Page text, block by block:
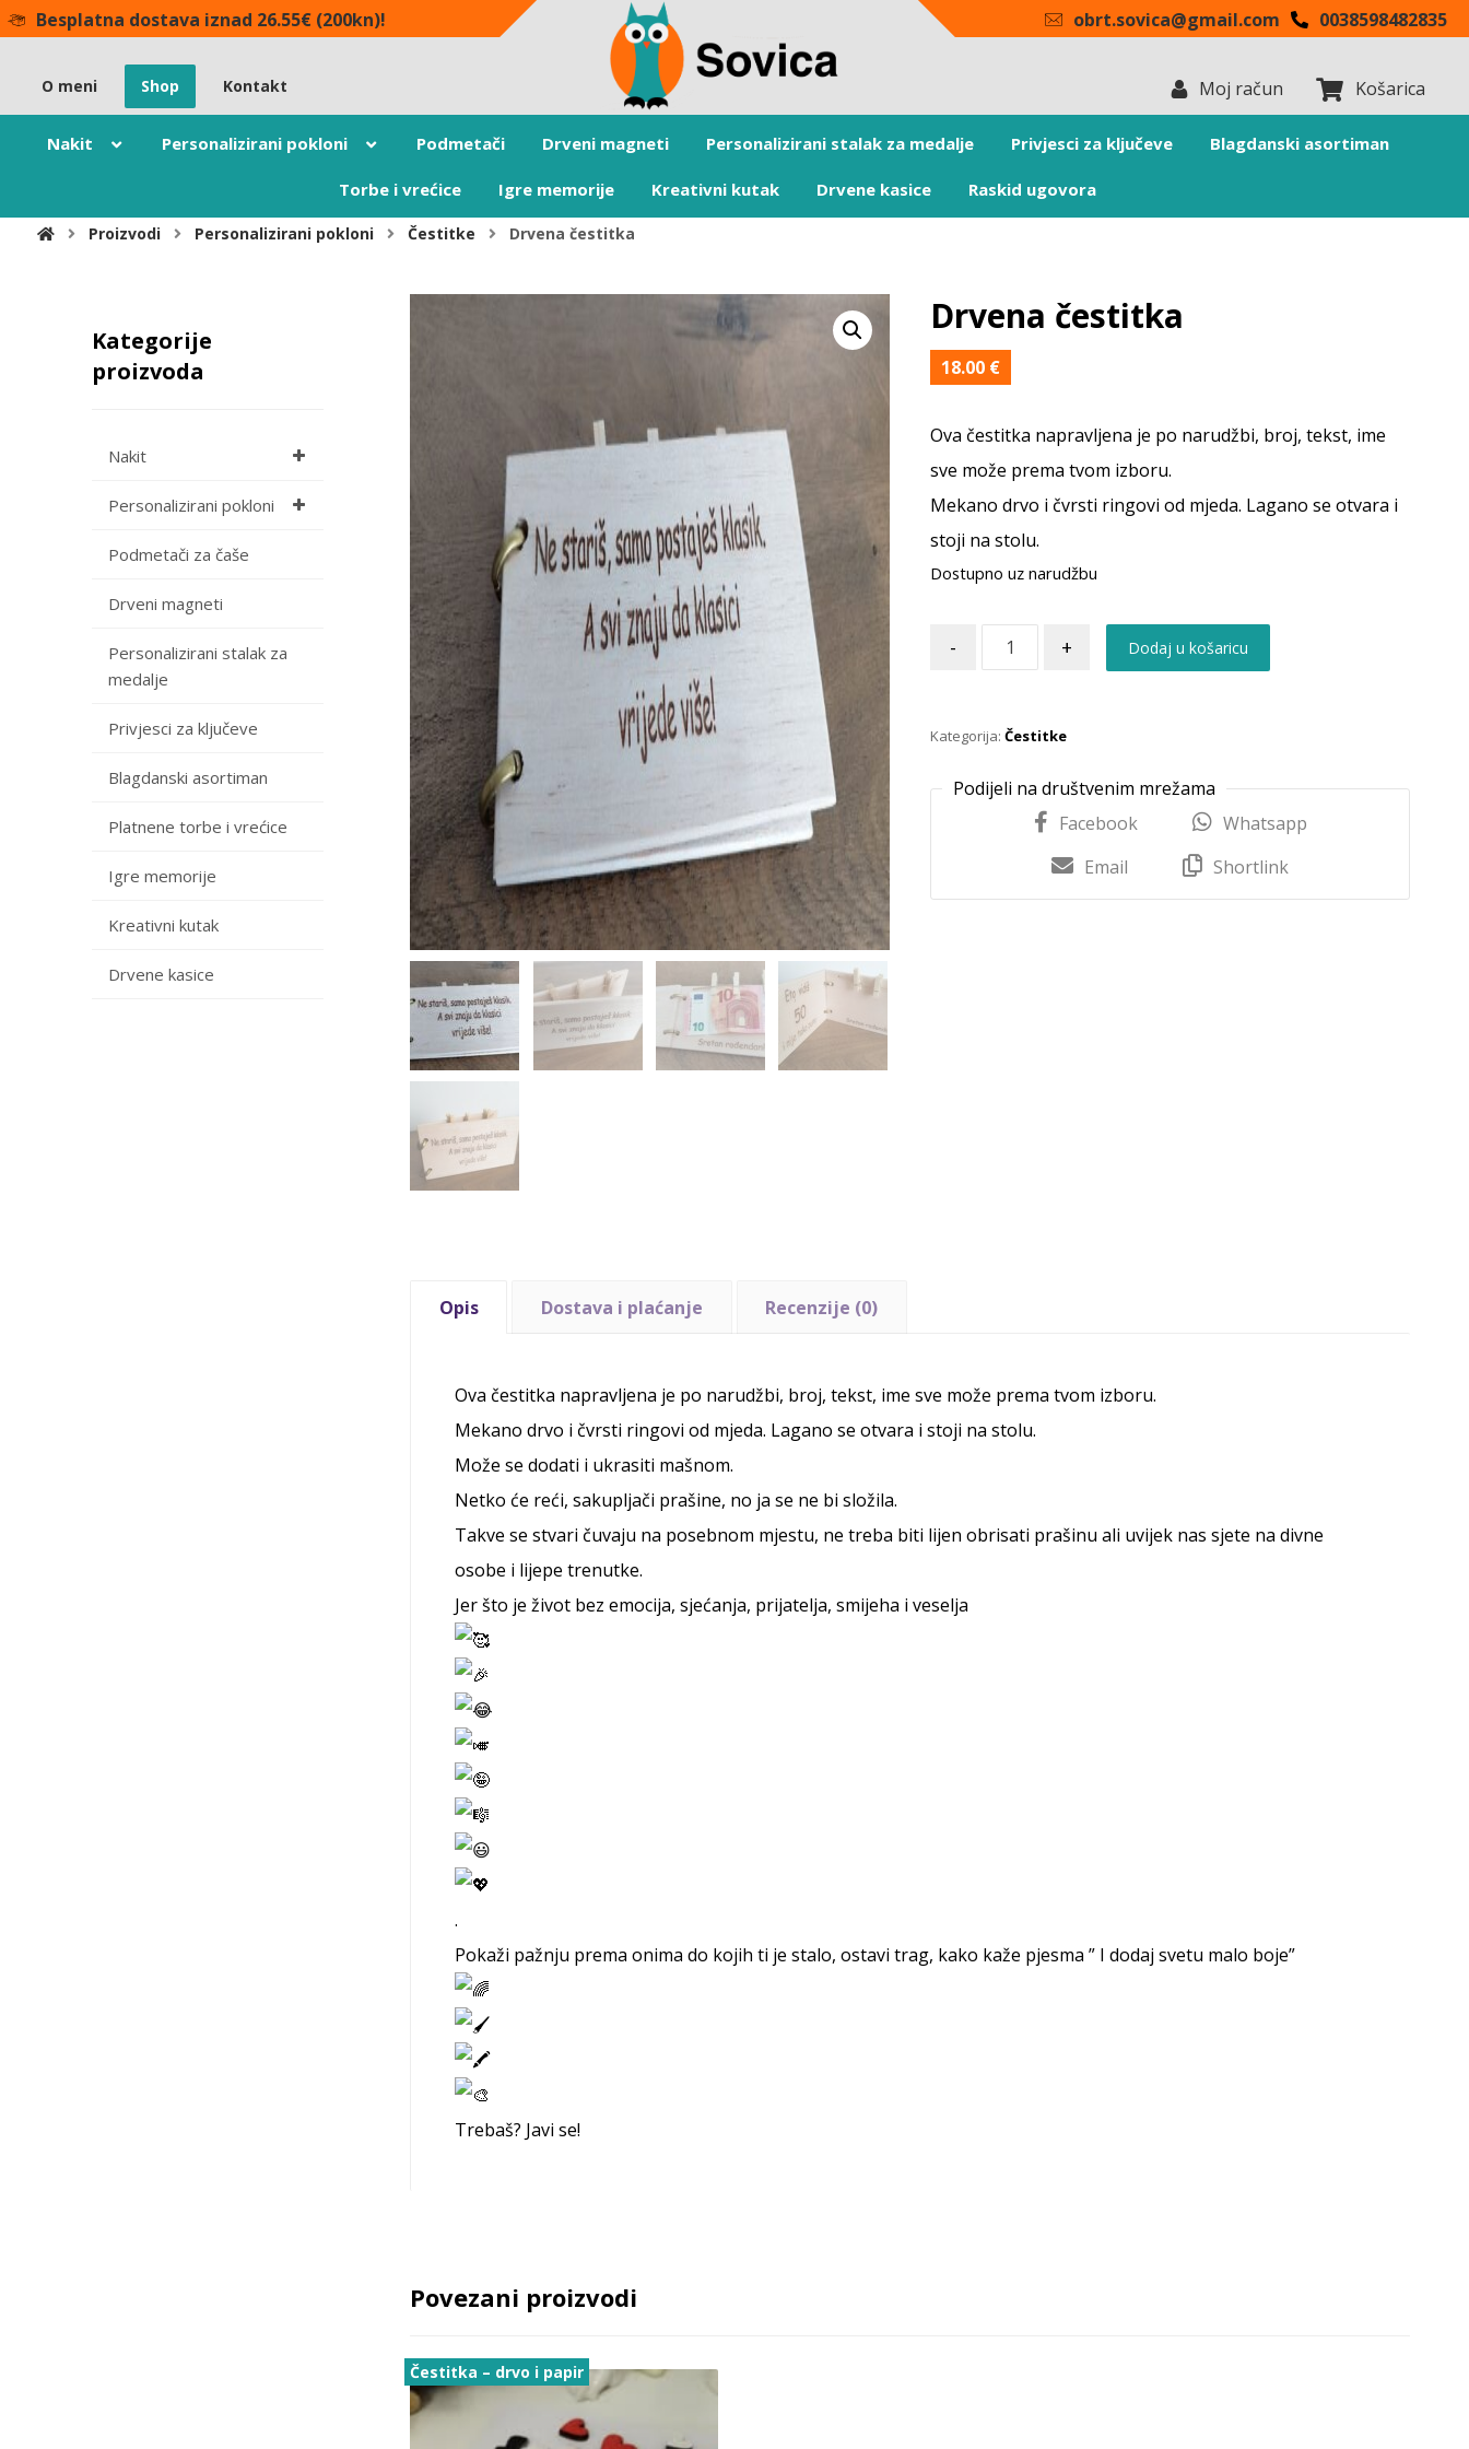
Besplatna dostava iznad 26.55€ (200kn)! 0038598482835
obrt.sovica@gmail.com
O meni Shop Kontakt Košarica
Moj račun
Nakit Personalizirani pokloni Podmetači Drveni magneti Personalizirani stalak za medalje Privjesci za ključeve Blagdanski asortiman
Torbe i vrećice Igre memorije Kreativni kutak Drvene kasice Raskid ugovora
Proizvodi Personalizirani pokloni Čestitke Drvena čestitka
Drvena čestitka
18.00 €
Ova čestitka napravljena je po narudžbi, broj, tekst, ime
sve može prema tvom izboru.
Mekano drvo i čvrsti ringovi od mjeda. Lagano se otvara i
stoji na stolu.
Dostupno uz narudžbu
- + Dodaj u košaricu
Kategorija:Čestitke
Facebook
Whatsapp
Email
Shortlink
Opis Dostava i plaćanje Recenzije (0)
Ova čestitka napravljena je po narudžbi, broj, tekst, ime sve može prema tvom izboru.
Mekano drvo i čvrsti ringovi od mjeda. Lagano se otvara i stoji na stolu.
Može se dodati i ukrasiti mašnom.
Netko će reći, sakupljači prašine, no ja se ne bi složila.
Takve se stvari čuvaju na posebnom mjestu, ne treba biti lijen obrisati prašinu ali uvijek nas sjete na divne
osobe i lijepe trenutke.
Jer što je život bez emocija, sjećanja, prijatelja, smijeha i veselja
.
Pokaži pažnju prema onima do kojih ti je stalo, ostavi trag, kako kaže pjesma ” I dodaj svetu malo boje”
Trebaš? Javi se!
Povezani proizvodi
Čestitka – drvo i papir
Kategorije
proizvoda
Nakit
Personalizirani pokloni
Podmetači za čaše
Drveni magneti
Personalizirani stalak za
medalje
Privjesci za ključeve
Blagdanski asortiman
Platnene torbe i vrećice
Igre memorije
Kreativni kutak
Drvene kasice